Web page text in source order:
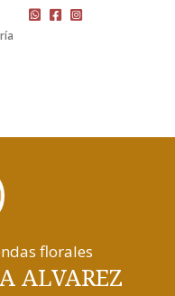
florales
ALVAREZ